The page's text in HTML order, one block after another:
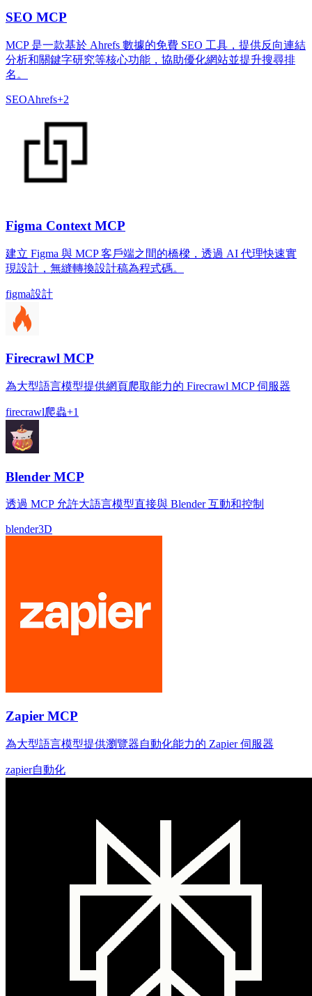
SEO MCP
MCP 是一款基於 Ahrefs 數據的免費 SEO 工具，提供反向連結
分析和關鍵字研究等核心功能，協助優化網站並提升搜尋排
名。
SEOAhrefs+2
Figma Context MCP
建立 Figma 與 MCP 客戶端之間的橋樑，透過 AI 代理快速實
現設計，無縫轉換設計稿為程式碼。
figma設計
Firecrawl MCP
為大型語言模型提供網頁爬取能力的 Firecrawl MCP 伺服器
firecrawl爬蟲+1
Blender MCP
透過 MCP 允許大語言模型直接與 Blender 互動和控制
blender3D
Zapier MCP
為大型語言模型提供瀏覽器自動化能力的 Zapier 伺服器
zapier自動化